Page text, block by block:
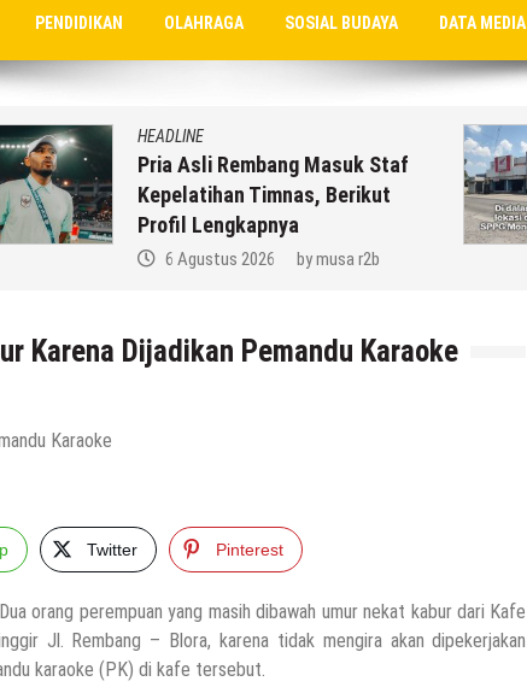
PENDIDIKAN OLAHRAGA SOSIAL BUDAYA DATA MEDIA
HEADLINE
Pria Asli Rembang Masuk Staf
Kepelatihan Timnas, Berikut
Profil Lengkapnya
6 Agustus 2026 bymusa r2b
Karena Dijadikan Pemandu Karaoke
Twitter Pinterest
Dua orang perempuan yang masih dibawah umur nekat kabur dari Kafe
Jl. Rembang – Blora, karena tidak mengira akan dipekerjakan
karaoke (PK) di kafe tersebut.